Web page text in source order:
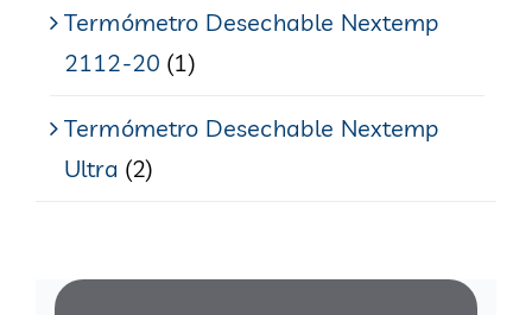
Termómetro Desechable Nextemp
2112-20 (1)
Termómetro Desechable Nextemp
Ultra (2)